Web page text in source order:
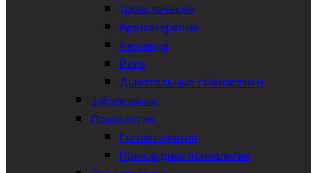
Траволечение
Ароматерапия
Аюрведа
Йога
Дыхательные гимнастики
Заболевания
Психология
Гипнотерапия
Прикладная психология